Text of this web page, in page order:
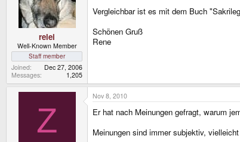
relei
Well-Known Member
Staff member
Joined
Dec 27, 2006
Messages
1,205
Vergleichbar ist es mit dem Buch
Schönen Gruß
Rene
Z
Nov 8, 2010
Er hat nach Meinungen gefragt, warum
Meinungen sind immer subjektiv,